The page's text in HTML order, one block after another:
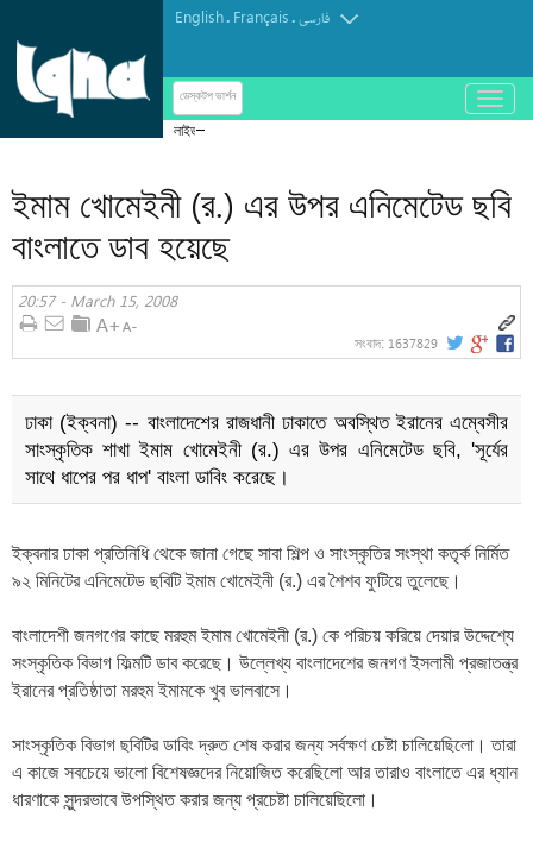
English. Français.فارسی
ডেস্কটপ ভার্শন
باز
و
منو
লাইডার প্রযুক্তি খুঁজে দিল পাঁচ প্রাচীন সভ্যতা
ইমাম খোমেইনী (র.) এর উপর এনিমেটেড ছবি
বাংলাতে ডাব হয়েছে
20:57 - March 15, 2008
সংবাদ: 1637829
ঢাকা (ইক্বনা) -- বাংলাদেশের রাজধানী ঢাকাতে অবস্থিত ইরানের এম্বেসীর
সাংস্কৃতিক শাখা ইমাম খোমেইনী (র.) এর উপর এনিমেটেড ছবি, 'সূর্যের
সাথে ধাপের পর ধাপ' বাংলা ডাবিং করেছে।
ইক্বনার ঢাকা প্রতিনিধি থেকে জানা গেছে সাবা শিল্প ও সাংস্কৃতির সংস্থা কতৃর্ক নির্মিত
৯২ মিনিটের এনিমেটেড ছবিটি ইমাম খোমেইনী (র.) এর শৈশব ফুটিয়ে তুলেছে।
বাংলাদেশী জনগণের কাছে মরহুম ইমাম খোমেইনী (র.) কে পরিচয় করিয়ে দেয়ার উদ্দেশ্যে
সংস্কৃতিক বিভাগ ফিল্মটি ডাব করেছে। উল্লেখ্য বাংলাদেশের জনগণ ইসলামী প্রজাতন্ত্র
ইরানের প্রতিষ্ঠাতা মরহুম ইমামকে খুব ভালবাসে।
সাংস্কৃতিক বিভাগ ছবিটির ডাবিং দ্রুত শেষ করার জন্য সর্বক্ষণ চেষ্টা চালিয়েছিলো। তারা
এ কাজে সবচেয়ে ভালো বিশেষজ্ঞদের নিয়োজিত করেছিলো আর তারাও বাংলাতে এর ধ্যান
ধারণাকে সুন্দরভাবে উপস্থিত করার জন্য প্রচেষ্টা চালিয়েছিলো।